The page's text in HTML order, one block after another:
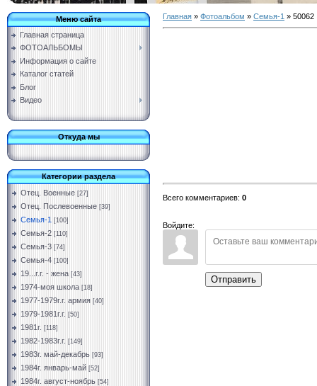
Меню сайта
Главная страница
ФОТОАЛЬБОМЫ
Информация о сайте
Каталог статей
Блог
Видео
Откуда мы
Категории раздела
Отец. Военные [27]
Отец. Послевоенные [39]
Семья-1 [100]
Семья-2 [110]
Семья-3 [74]
Семья-4 [100]
19...г.г. - жена [43]
1974-моя школа [18]
1977-1979г.г. армия [40]
1979-1981г.г. [50]
1981г. [118]
1982-1983г.г. [149]
1983г. май-декабрь [93]
1984г. январь-май [52]
1984г. август-ноябрь [54]
Главная » Фотоальбом » Семья-1 » 50062
Всего комментариев: 0
Войдите:
Отправить